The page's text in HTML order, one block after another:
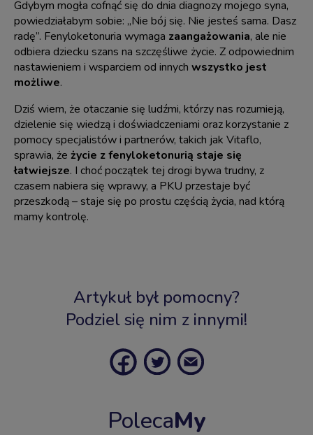
Gdybym mogła cofnąć się do dnia diagnozy mojego syna,
powiedziałabym sobie: „Nie bój się. Nie jesteś sama. Dasz
radę”. Fenyloketonuria wymaga zaangażowania, ale nie
odbiera dziecku szans na szczęśliwe życie. Z odpowiednim
nastawieniem i wsparciem od innych wszystko jest
możliwe.
Dziś wiem, że otaczanie się ludźmi, którzy nas rozumieją,
dzielenie się wiedzą i doświadczeniami oraz korzystanie z
pomocy specjalistów i partnerów, takich jak Vitaflo,
sprawia, że życie z fenyloketonurią staje się
łatwiejsze. I choć początek tej drogi bywa trudny, z
czasem nabiera się wprawy, a PKU przestaje być
przeszkodą – staje się po prostu częścią życia, nad którą
mamy kontrolę.
Artykuł był pomocny?
Podziel się nim z innymi!
PolecaMy